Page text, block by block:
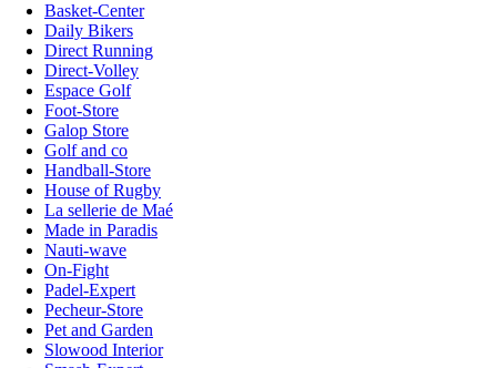
Basket-Center
Daily Bikers
Direct Running
Direct-Volley
Espace Golf
Foot-Store
Galop Store
Golf and co
Handball-Store
House of Rugby
La sellerie de Maé
Made in Paradis
Nauti-wave
On-Fight
Padel-Expert
Pecheur-Store
Pet and Garden
Slowood Interior